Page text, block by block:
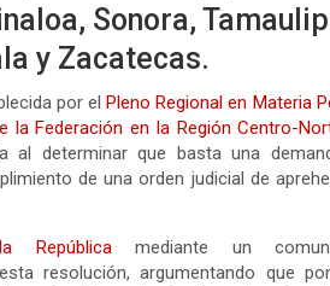
Sonora,
y Zacatecas.
por elPleno Regional en Materia
la Federación en la Región Centro-
al determinar que basta una
de una orden judicial de
Repúblicamediante un
resolución, argumentando que